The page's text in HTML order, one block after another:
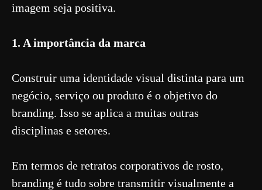
imagem seja positiva.
1. A importância da marca
Construir uma identidade visual distinta para um
negócio, serviço ou produto é o objetivo do
branding. Isso se aplica a muitas outras
disciplinas e setores.
Em termos de retratos corporativos de rosto,
branding é tudo sobre transmitir visualmente a